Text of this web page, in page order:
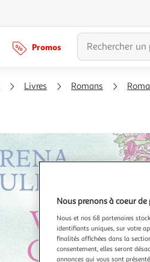
Promos
Livres Romans
Nous prenons à coeur
Nous et nos 68 partenaires
identifiants uniques, sur votre
finalités affichées dans la
consentement, elles seront
annonces qui vous sont